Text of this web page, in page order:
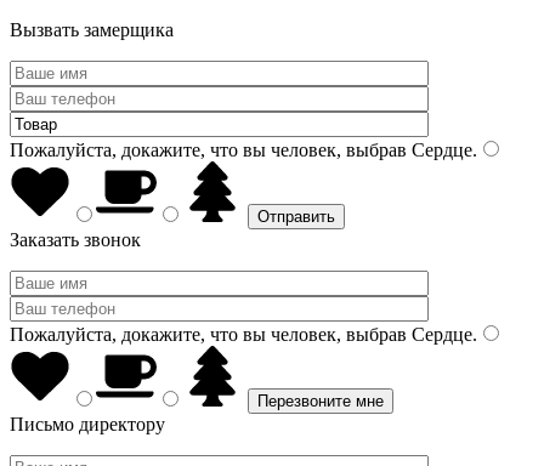
Вызвать замерщика
Пожалуйста, докажите, что вы человек, выбрав Сердце.
Заказать звонок
Пожалуйста, докажите, что вы человек, выбрав Сердце.
Письмо директору